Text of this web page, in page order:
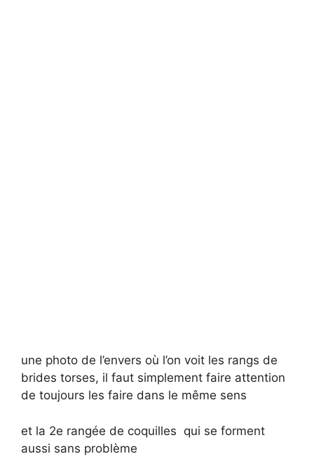
une photo de l’envers où l’on voit les rangs de
brides torses, il faut simplement faire attention
de toujours les faire dans le même sens
et la 2e rangée de coquilles qui se forment
aussi sans problème